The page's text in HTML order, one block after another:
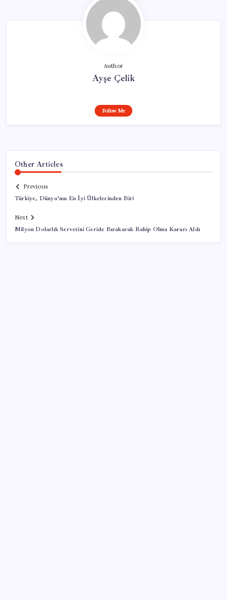
Author
Ayşe Çelik
Follow Me
Other Articles
Previous
Türkiye, Dünya’nın En İyi Ülkelerinden Biri
Next
Milyon Dolarlık Servetini Geride Bırakarak Rahip Olma Kararı Aldı